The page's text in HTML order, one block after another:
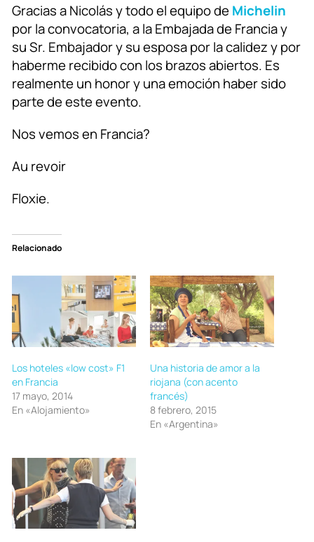
Gracias a Nicolás y todo el equipo deMichelin
por la convocatoria, a la Embajada de Francia y
su Sr. Embajador y su esposa por la calidez y por
haberme recibido con los brazos abiertos. Es
realmente un honor y una emoción haber sido
parte de este evento.
Nos vemos en Francia?
Au revoir
Floxie.
Relacionado
Los hoteles «low cost» F1
en Francia
17 mayo, 2014
En «Alojamiento»
Una historia de amor a la
riojana (con acento
francés)
8 febrero, 2015
En «Argentina»